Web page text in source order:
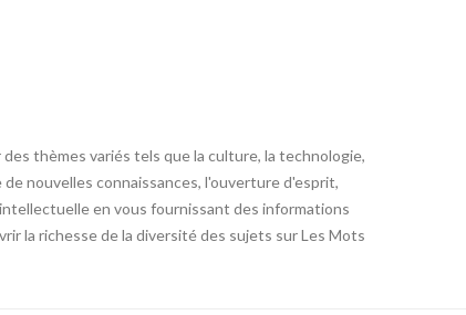
thèmes variés tels que la culture, la technologie,
nouvelles connaissances, l'ouverture d'esprit,
en vous fournissant des informations
la richesse de la diversité des sujets sur Les Mots